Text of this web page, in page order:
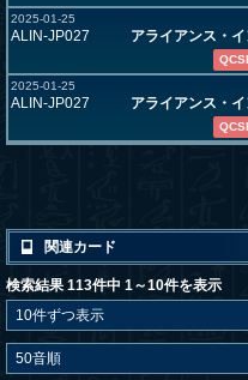
2025-01-25
ALIN-JP027 アライアンス・
2025-01-25
ALIN-JP027 アライアンス・
関連カード
検索結果 113件中 1～10件を表示